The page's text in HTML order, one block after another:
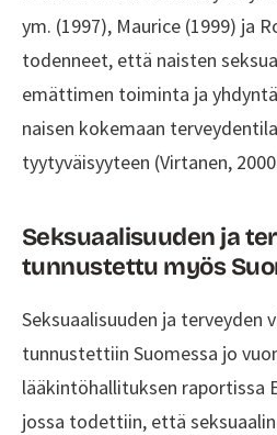
ym. (1997), Maurice (1999) ja
todenneet, että naisten
emättimen toiminta ja
naisen kokemaan
tyytyväisyyteen (Virtanen,
Seksuaalisuuden ja
tunnustettu myös
Seksuaalisuuden ja terveyden
tunnustettiin Suomessa jo
lääkintöhallituksen raportissa
jossa todettiin, että